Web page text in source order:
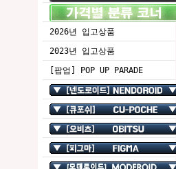
2026년 입고상품
2023년 입고상품
[팝업] POP UP PARADE